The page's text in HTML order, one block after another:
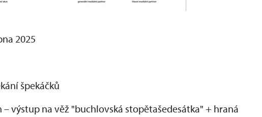
2025
špekáčků
– výstup na věž "buchlovská stopětašedesátka" + hraná